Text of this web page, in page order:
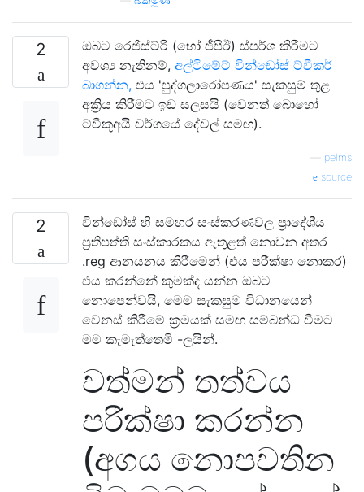
2
ඔබට රෙජිස්ට්රි (හෝ ජීපීඊ) ස්පර්ශ කිරීමට
අවශ්‍ය නැතිනම්, අල්ටිමේට් වින්ඩෝස් ට්වීකර්
බාගන්න, එය 'පුද්ගලාරෝපණය' සැකසුම් තුළ
අක්‍රිය කිරීමට ඉඩ සලසයි (වෙනත් බොහෝ
ට්වීකූඅයි වර්ගයේ දේවල් සමඟ).
pelms
source
2
වින්ඩෝස් හි සමහර සංස්කරණවල ප්‍රාදේශීය
ප්‍රතිපත්ති සංස්කාරකය ඇතුළත් නොවන අතර
.reg ආනයනය කිරීමෙන් (එය පරීක්ෂා නොකර)
එය කරන්නේ කුමක්ද යන්න ඔබට
නොපෙන්වයි, මෙම සැකසුම විධානයෙන්
වෙනස් කිරීමේ ක්‍රමයක් සමඟ සම්බන්ධ වීමට
මම කැමැත්තෙමි -ලයින්.
වත්මන් තත්වය
පරීක්ෂා කරන්න
(අගය නොපවතින